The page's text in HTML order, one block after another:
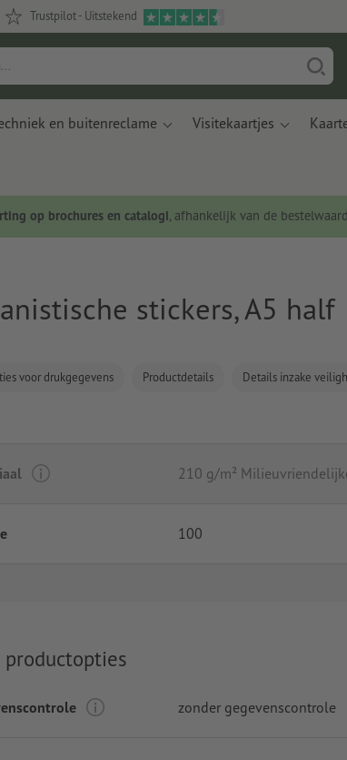
Trustpilot - Uitstekend
en buitenreclame Visitekaartjes
op brochures en catalogi, afhankelijk van de
stickers, A5 half
voor drukgegevens Productdetails Details inzake
210 g/m²
100
productopties
zonder gegevenscontrole